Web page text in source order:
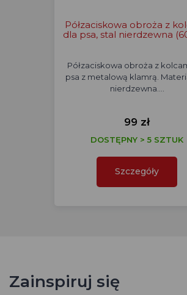
Półzaciskowa obroża z
dla psa, stal nierdzewna
Półzaciskowa obroża z
psa z metalową klamrą.
nierdzewna.…
99 zł
DOSTĘPNY > 5 SZTUK
Szczegóły
Zainspiruj się